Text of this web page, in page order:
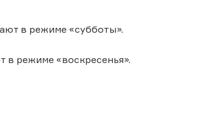
в режиме «субботы».
режиме «воскресенья».